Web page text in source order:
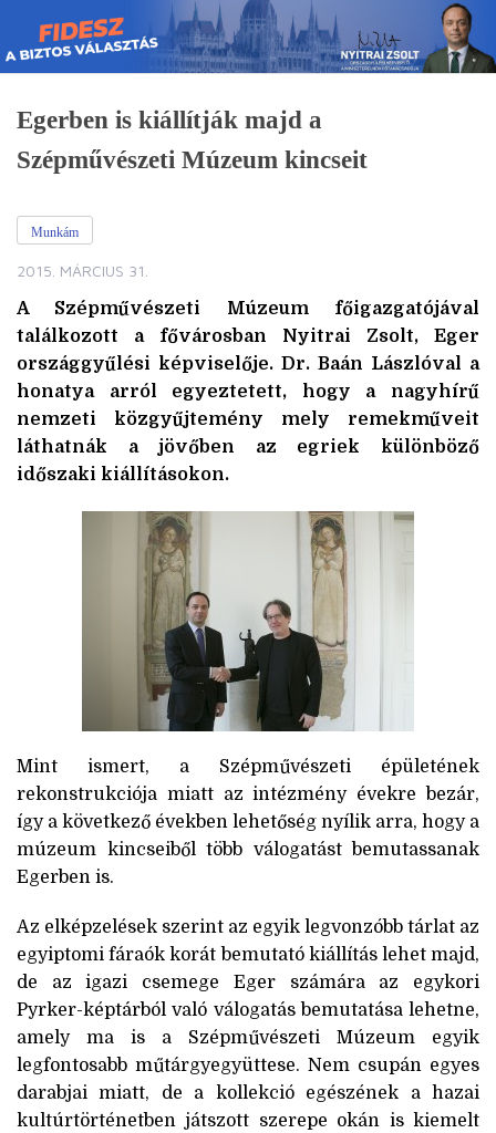
Skip
to
content
Egerben is kiállítják majd a
Szépművészeti Múzeum kincseit
Munkám
2015. MÁRCIUS 31.
A Szépművészeti Múzeum főigazgatójával
találkozott a fővárosban Nyitrai Zsolt, Eger
országgyűlési képviselője. Dr. Baán Lászlóval a
honatya arról egyeztetett, hogy a nagyhírű
nemzeti közgyűjtemény mely remekműveit
láthatnák a jövőben az egriek különböző
időszaki kiállításokon.
Mint ismert, a Szépművészeti épületének
rekonstrukciója miatt az intézmény évekre bezár,
így a következő években lehetőség nyílik arra, hogy a
múzeum kincseiből több válogatást bemutassanak
Egerben is.
Az elképzelések szerint az egyik legvonzóbb tárlat az
egyiptomi fáraók korát bemutató kiállítás lehet majd,
de az igazi csemege Eger számára az egykori
Pyrker-képtárból való válogatás bemutatása lehetne,
amely ma is a Szépművészeti Múzeum egyik
legfontosabb műtárgyegyüttese. Nem csupán egyes
darabjai miatt, de a kollekció egészének a hazai
kultúrtörténetben játszott szerepe okán is kiemelt